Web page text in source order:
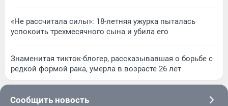
«Не рассчитала силы»: 18-летняя ужурка пыталась
успокоить трехмесячного сына и убила его
Знаменитая тикток-блогер, рассказывавшая о борьбе с
редкой формой рака, умерла в возрасте 26 лет
Сообщить новость